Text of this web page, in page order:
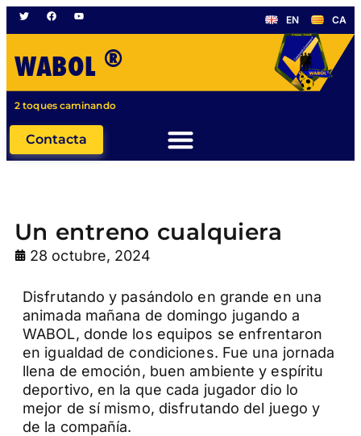
EN CA
WABOL ®
2 toques caminando
Contacta
Un entreno cualquiera
28 octubre, 2024
Disfrutando y pasándolo en grande en una
animada mañana de domingo jugando a
WABOL, donde los equipos se enfrentaron
en igualdad de condiciones. Fue una jornada
llena de emoción, buen ambiente y espíritu
deportivo, en la que cada jugador dio lo
mejor de sí mismo, disfrutando del juego y
de la compañía.